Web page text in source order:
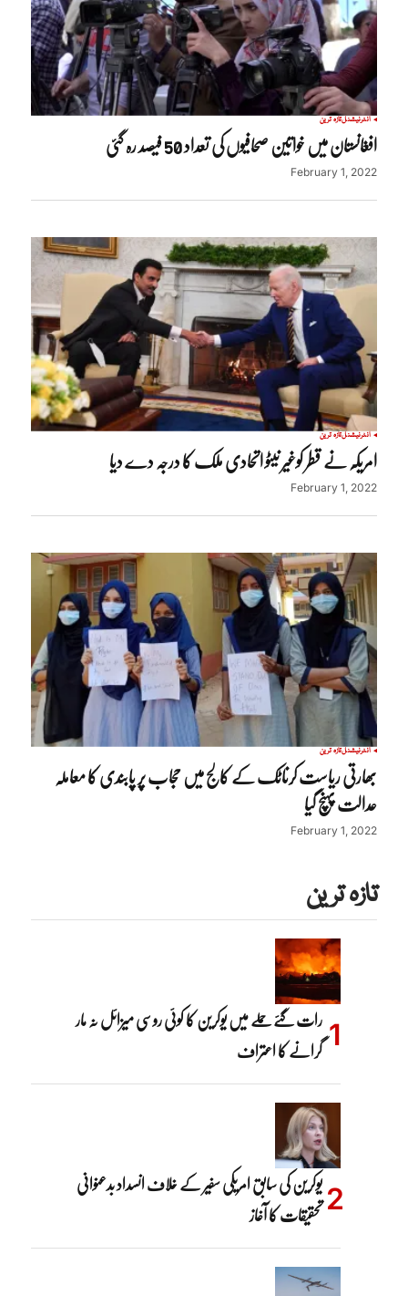
انٹرنیشنلتازہ ترین
افغانستان میں خواتین صحافیوں کی تعداد 50 فیصد رہ گئی
February 1, 2022
انٹرنیشنلتازہ ترین
امریکہ نے قطر کوغیر نیٹو اتحادی ملک کا درجہ دے دیا
February 1, 2022
انٹرنیشنلتازہ ترین
بھارتی ریاست کرناٹک کے کالج میں حجاب پر پابندی کا معاملہ
عدالت پہنچ گیا
February 1, 2022
تازہ ترین
رات گئے حملے میں یوکرین کا کوئی روسی میزائل نہ مار
گرانے کا اعتراف
یوکرین کی سابق امریکی سفیر کے خلاف انسداد بدعنوانی
تحقیقات کا آغاز